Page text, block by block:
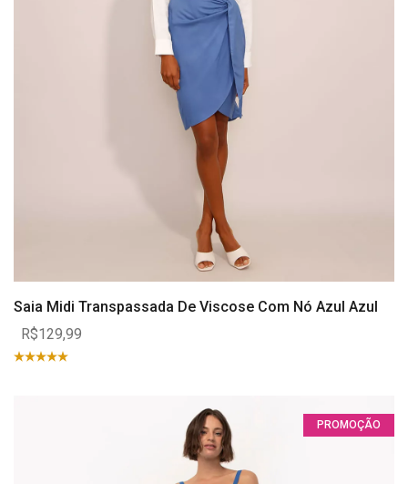
Saia Midi Transpassada De Viscose Com Nó Azul Azul
R$129,99
PROMOÇÃO